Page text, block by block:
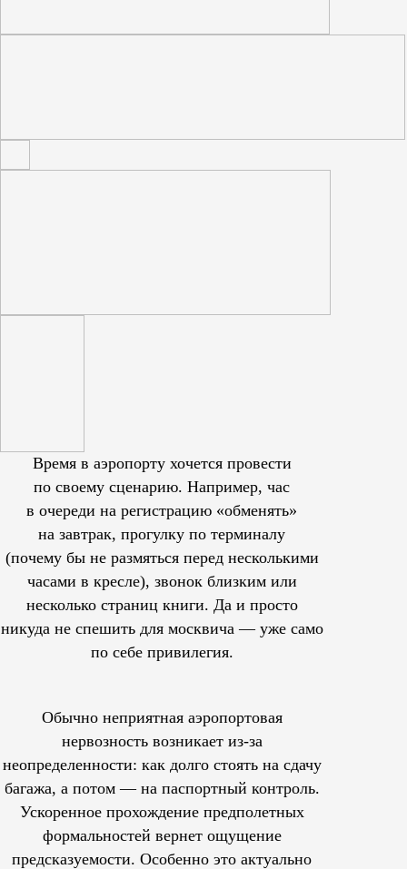
Время в аэропорту хочется провести
по своему сценарию. Например, час
в очереди на регистрацию «обменять»
на завтрак, прогулку по терминалу
(почему бы не размяться перед несколькими
часами в кресле), звонок близким или
несколько страниц книги. Да и просто
никуда не спешить для москвича — уже само
по себе привилегия.
Обычно неприятная аэропортовая
нервозность возникает из-за
неопределенности: как долго стоять на сдачу
багажа, а потом — на паспортный контроль.
Ускоренное прохождение предполетных
формальностей вернет ощущение
предсказуемости. Особенно это актуально